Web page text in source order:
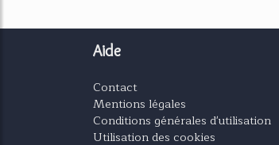
Aide
Contact
Mentions légales
Conditions générales d'utilisation
Utilisation des cookies